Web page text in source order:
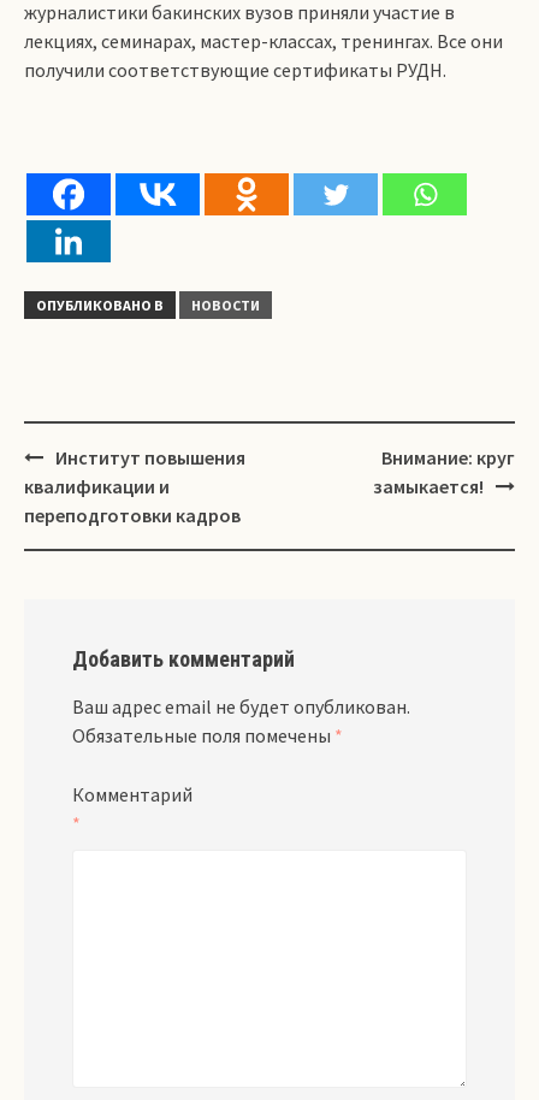
журналистики бакинских вузов приняли участие в
лекциях, семинарах, мастер-классах, тренингах. Все они
получили соответствующие сертификаты РУДН.
ОПУБЛИКОВАНО В НОВОСТИ
Навигация
Институт повышения
квалификации и
переподготовки кадров
Внимание: круг
замыкается!
Добавить комментарий
Ваш адрес email не будет опубликован.
Обязательные поля помечены *
Комментарий
*